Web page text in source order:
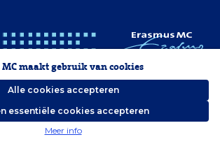
2026 Erasmus MC
maakt gebruik van cookies
Alle cookies accepteren
essentiële cookies accepteren
Meer info